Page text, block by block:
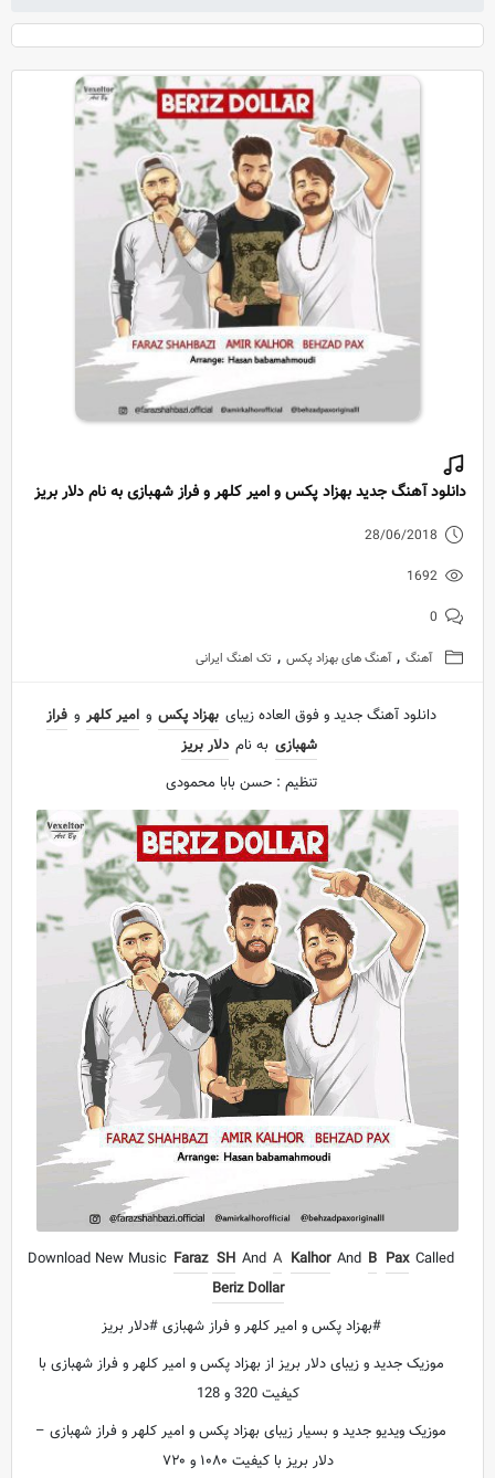
دانلود آهنگ جدید بهزاد پکس و امیر کلهر و فراز شهبازی به نام دلار بریز
28/06/2018
1692
0
آهنگ , آهنگ های بهزاد پکس , تک اهنگ ایرانی
دانلود آهنگ جدید و فوق العاده زیبای بهزاد پکس و امیر کلهر و فراز
شهبازی به نام دلار بریز
تنظیم : حسن بابا محمودی
Download New Music Faraz SH And A Kalhor And B Pax Called
Beriz Dollar
#بهزاد پکس و امیر کلهر و فراز شهبازی #دلار بریز
موزیک جدید و زیبای دلار بریز از بهزاد پکس و امیر کلهر و فراز شهبازی با
کیفیت 320 و 128
موزیک ویدیو جدید و بسیار زیبای بهزاد پکس و امیر کلهر و فراز شهبازی –
دلار بریز با کیفیت ۱۰۸۰ و ۷۲۰